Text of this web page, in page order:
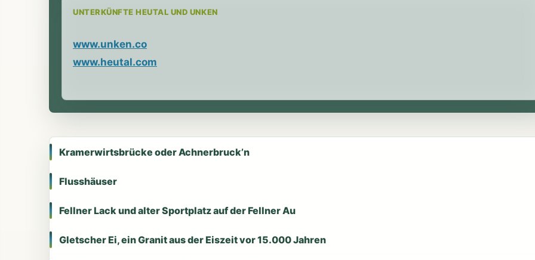
UNTERKÜNFTE HEUTAL UND UNKEN
www.unken.co
www.heutal.com
Kramerwirtsbrücke oder Achnerbruck’n
Flusshäuser
Fellner Lack und alter Sportplatz auf der Fellner Au
Gletscher Ei, ein Granit aus der Eiszeit vor 15.000 Jahren